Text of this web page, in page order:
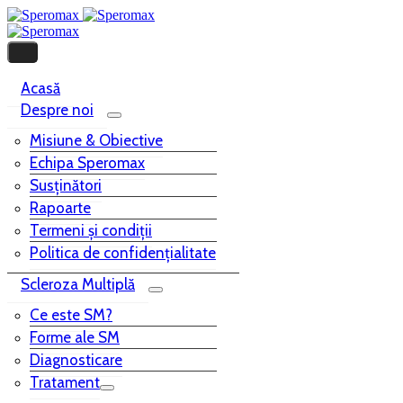
Acasă
Despre noi
Misiune & Obiective
Echipa Speromax
Susținători
Rapoarte
Termeni și condiții
Politica de confidențialitate
Scleroza Multiplă
Ce este SM?
Forme ale SM
Diagnosticare
Tratament